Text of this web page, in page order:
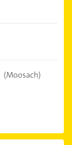
(Moosach)